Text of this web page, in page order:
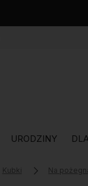
URODZINY
Kubki Na